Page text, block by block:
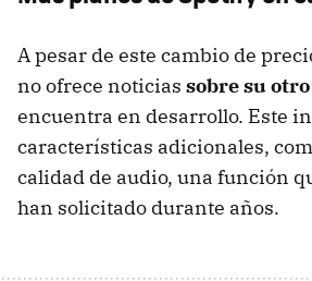
A pesar de este cambio de
no ofrece noticias sobre su
encuentra en desarrollo. Este
características adicionales,
calidad de audio, una función
han solicitado durante años.